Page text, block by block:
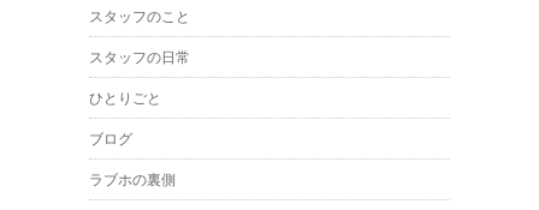
スタッフのこと
スタッフの日常
ひとりごと
ブログ
ラブホの裏側